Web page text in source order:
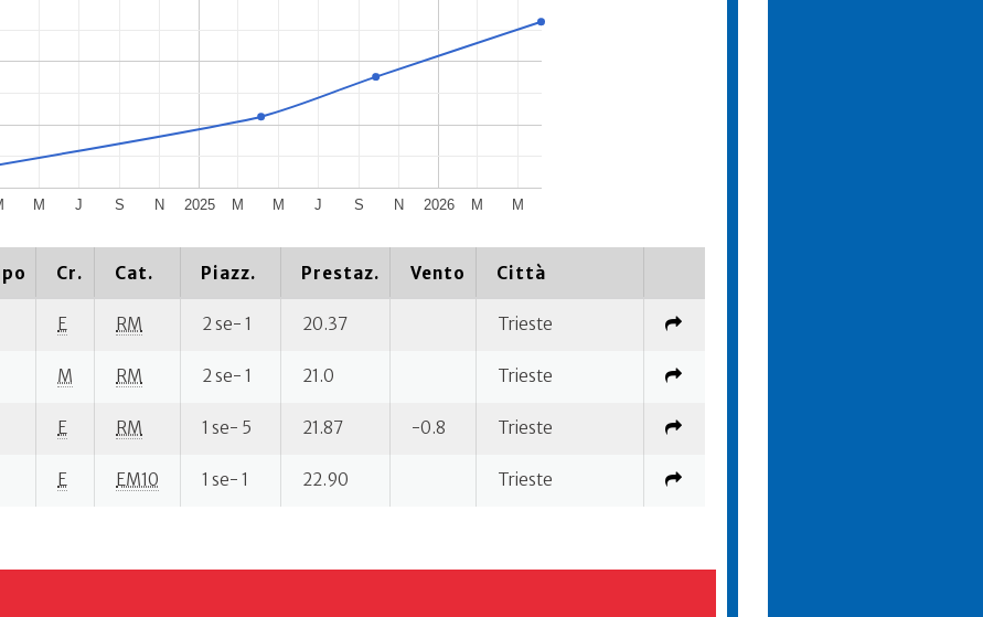
2025 2026
M J S N M M J S N M M
Cr. Cat. Piazz. Prestaz. Vento Città
E RM 2 se- 1 20.37 Trieste
M RM 2 se- 1 21.0 Trieste
E RM 1 se- 5 21.87 -0.8 Trieste
E EM10 1 se- 1 22.90 Trieste